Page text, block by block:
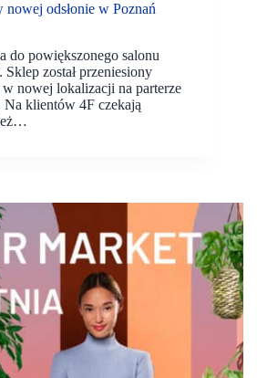
odsłonie w Poznań
do powiększonego salonu
został przeniesiony
nowej lokalizacji na parterze
klientów 4F czekają